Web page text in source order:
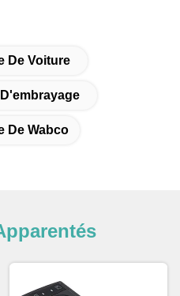
De Voiture
De Wabco